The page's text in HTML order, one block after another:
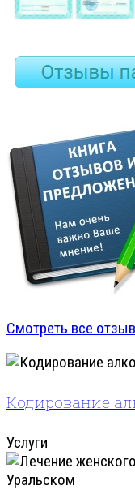
Смотреть все
Кодирование
Услуги